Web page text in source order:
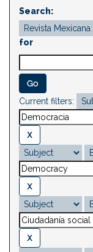
Search:
for
Current filters: